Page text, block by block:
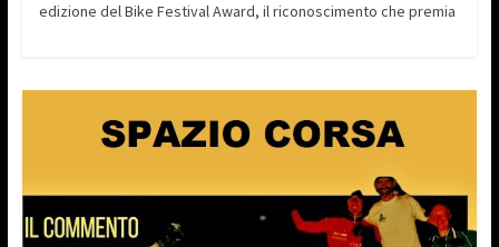
edizione del Bike Festival Award, il riconoscimento che premia